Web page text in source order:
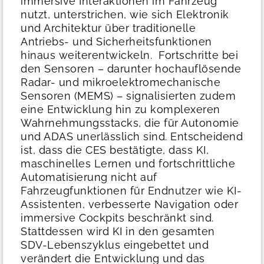
nutzt, unterstrichen, wie sich Elektronik
und Architektur über traditionelle
Antriebs- und Sicherheitsfunktionen
hinaus weiterentwickeln. Fortschritte bei
den Sensoren – darunter hochauflösende
Radar- und mikroelektromechanische
Sensoren (MEMS) – signalisierten zudem
eine Entwicklung hin zu komplexeren
Wahrnehmungsstacks, die für Autonomie
und ADAS unerlässlich sind. Entscheidend
ist, dass die CES bestätigte, dass KI,
maschinelles Lernen und fortschrittliche
Automatisierung nicht auf
Fahrzeugfunktionen für Endnutzer wie KI-
Assistenten, verbesserte Navigation oder
immersive Cockpits beschränkt sind.
Stattdessen wird KI in den gesamten
SDV-Lebenszyklus eingebettet und
verändert die Entwicklung und das